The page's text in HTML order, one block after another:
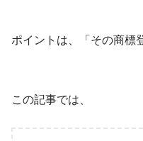
ポイントは、「その商標
この記事では、